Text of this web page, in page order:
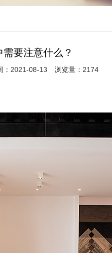
要注意什么？
：2021-08-13 浏览量：2174